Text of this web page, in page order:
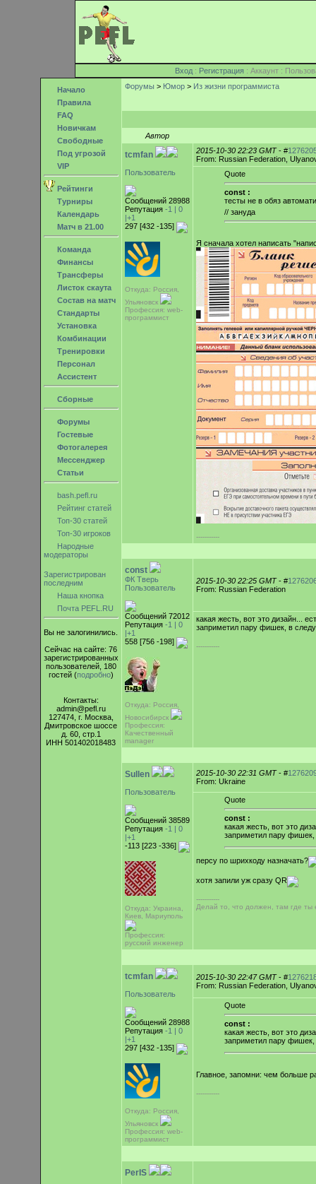
Вход : Регистрация : Аккаунт :
Начало
Правила
FAQ
Новичкам
Свободные
Под угрозой
VIP
Рейтинги
Турниры
Календарь
Матч в 21.00
Команда
Финансы
Трансферы
Листок скаута
Состав на матч
Стандарты
Установка
Комбинации
Тренировки
Персонал
Ассистент
Сборные
Форумы
Гостевые
Фотогалерея
Мессенджер
Статьи
bash.pefl.ru
Рейтинг статей
Топ-30 статей
Топ-30 игроков
Народные
модераторы
Зарегистрирован
последним
Наша кнопка
Почта PEFL.RU
Вы не залогинились.
Сейчас на сайте: 76
зарегистрированных
пользователей, 180
гостей (подробно)
Контакты:
admin@pefl.ru
127474, г. Москва,
Дмитровское шоссе
д. 60, стр.1
ИНН 501402018483
Форумы > Юмор> Из жизни программиста
Автор
tcmfan
Пользователь
Сообщений 28988
Репутация -1 | 0
|+1
297 [432 -135]
Откуда: Россия,
Ульяновск
Профессия: web-
программист
2015-10-30 22:23 GMT- #
From: Russian Federation,
Quote
const :
тесты не в обяз
// зануда
Я сначала хотел написать
-----------
const
ФК Тверь
Пользователь
Сообщений 72012
Репутация -1 | 0
|+1
558 [756 -198]
Откуда: Россия,
Новосибирск
Профессия:
Качественный
manager
2015-10-30 22:25 GMT- #
From: Russian Federation
какая жесть, вот это дизайн...
заприметил пару фишек, в
-----------
Sullen
Пользователь
Сообщений 38589
Репутация -1 | 0
|+1
-113 [223 -336]
Откуда: Украина,
Киев, Мариуполь
Профессия:
русский инженер
2015-10-30 22:31 GMT- #
From: Ukraine
Quote
const :
какая жесть, вот это
заприметил пару
персу по шрихкоду назначать?
хотя запили уж сразу QR
-----------
Делай то, что должен, там где ты
tcmfan
Пользователь
Сообщений 28988
Репутация -1 | 0
|+1
297 [432 -135]
Откуда: Россия,
Ульяновск
Профессия: web-
программист
2015-10-30 22:47 GMT- #
From: Russian Federation,
Quote
const :
какая жесть, вот это
заприметил пару
Главное, запомни: чем больше
-----------
PerIS